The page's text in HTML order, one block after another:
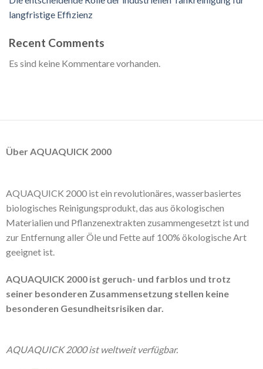
langfristige Effizienz
Recent Comments
Es sind keine Kommentare vorhanden.
Über AQUAQUICK 2000
AQUAQUICK 2000 ist ein revolutionäres, wasserbasiertes
biologisches Reinigungsprodukt, das aus ökologischen
Materialien und Pflanzenextrakten zusammengesetzt ist und
zur Entfernung aller Öle und Fette auf 100% ökologische Art
geeignet ist.
AQUAQUICK 2000 ist geruch- und farblos und trotz
seiner besonderen Zusammensetzung stellen keine
besonderen Gesundheitsrisiken dar.
AQUAQUICK 2000 ist weltweit verfügbar.